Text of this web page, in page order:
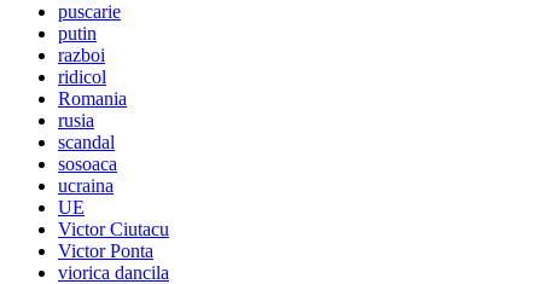
puscarie
putin
razboi
ridicol
Romania
rusia
scandal
sosoaca
ucraina
UE
Victor Ciutacu
Victor Ponta
viorica dancila